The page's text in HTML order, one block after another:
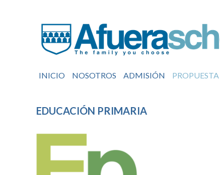
INICIO NOSOTROS ADMISIÓN PROPUESTA
EDUCACIÓN PRIMARIA